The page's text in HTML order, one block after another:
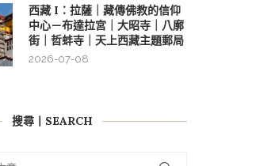
西藏 I：拉薩｜藏傳佛教的信仰
中心－布達拉宮｜大昭寺｜八廓
街｜哲蚌寺｜天上西藏主題郵局
2026-07-08
搜尋丨SEARCH